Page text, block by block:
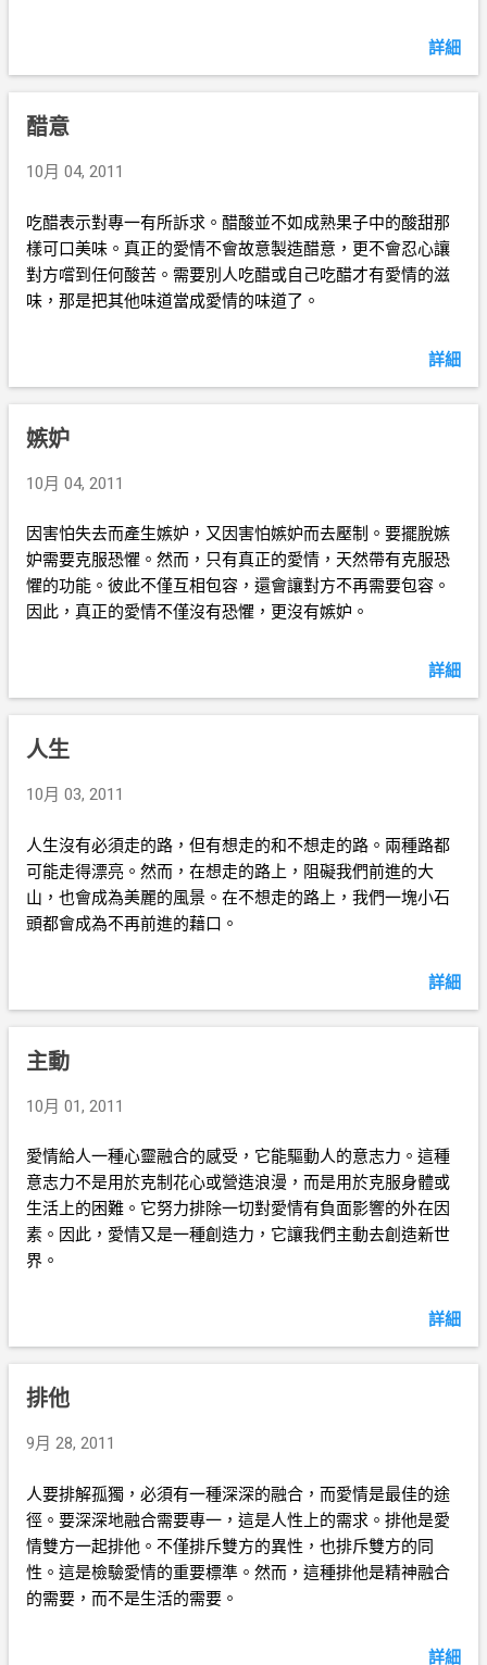
詳細
醋意
10月 04, 2011
吃醋表示對專一有所訴求。醋酸並不如成熟果子中的酸甜那
樣可口美味。真正的愛情不會故意製造醋意，更不會忍心讓
對方嚐到任何酸苦。需要別人吃醋或自己吃醋才有愛情的滋
味，那是把其他味道當成愛情的味道了。
詳細
嫉妒
10月 04, 2011
因害怕失去而產生嫉妒，又因害怕嫉妒而去壓制。要擺脫嫉
妒需要克服恐懼。然而，只有真正的愛情，天然帶有克服恐
懼的功能。彼此不僅互相包容，還會讓對方不再需要包容。
因此，真正的愛情不僅沒有恐懼，更沒有嫉妒。
詳細
人生
10月 03, 2011
人生沒有必須走的路，但有想走的和不想走的路。兩種路都
可能走得漂亮。然而，在想走的路上，阻礙我們前進的大
山，也會成為美麗的風景。在不想走的路上，我們一塊小石
頭都會成為不再前進的藉口。
詳細
主動
10月 01, 2011
愛情給人一種心靈融合的感受，它能驅動人的意志力。這種
意志力不是用於克制花心或營造浪漫，而是用於克服身體或
生活上的困難。它努力排除一切對愛情有負面影響的外在因
素。因此，愛情又是一種創造力，它讓我們主動去創造新世
界。
詳細
排他
9月 28, 2011
人要排解孤獨，必須有一種深深的融合，而愛情是最佳的途
徑。要深深地融合需要專一，這是人性上的需求。排他是愛
情雙方一起排他。不僅排斥雙方的異性，也排斥雙方的同
性。這是檢驗愛情的重要標準。然而，這種排他是精神融合
的需要，而不是生活的需要。
詳細